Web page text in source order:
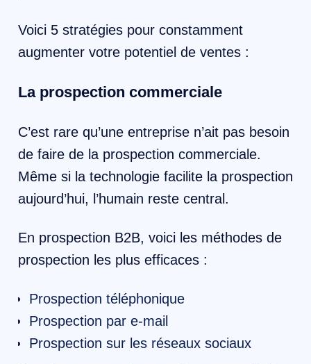
Voici 5 stratégies pour constamment
augmenter votre potentiel de ventes :
La prospection commerciale
C’est rare qu’une entreprise n’ait pas besoin
de faire de la prospection commerciale.
Même si la technologie facilite la prospection
aujourd’hui, l’humain reste central.
En prospection B2B, voici les méthodes de
prospection les plus efficaces :
​Prospection téléphonique
Prospection par e-mail
Prospection sur les réseaux sociaux